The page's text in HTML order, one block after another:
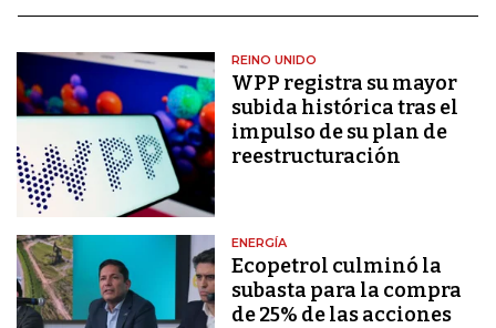
REINO UNIDO
WPP registra su mayor
subida histórica tras el
impulso de su plan de
reestructuración
ENERGÍA
Ecopetrol culminó la
subasta para la compra
de 25% de las acciones